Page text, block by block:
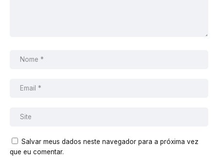
Quando viajar para a Disney: o guia completo (com datas
Salvar meus dados neste navegador para a próxima vez
que eu comentar.